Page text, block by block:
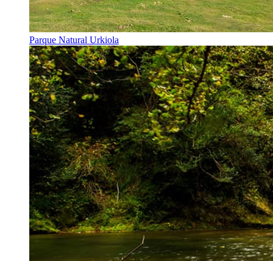
Parque Natural Urkiola